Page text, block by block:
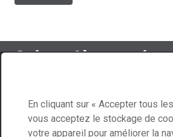
Suivez Abraservice
Contactez-nous
En cliquant sur « Accepter tous
vous acceptez le stockage de
votre appareil pour améliorer la